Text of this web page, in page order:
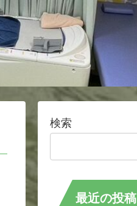
検索
最近の投稿